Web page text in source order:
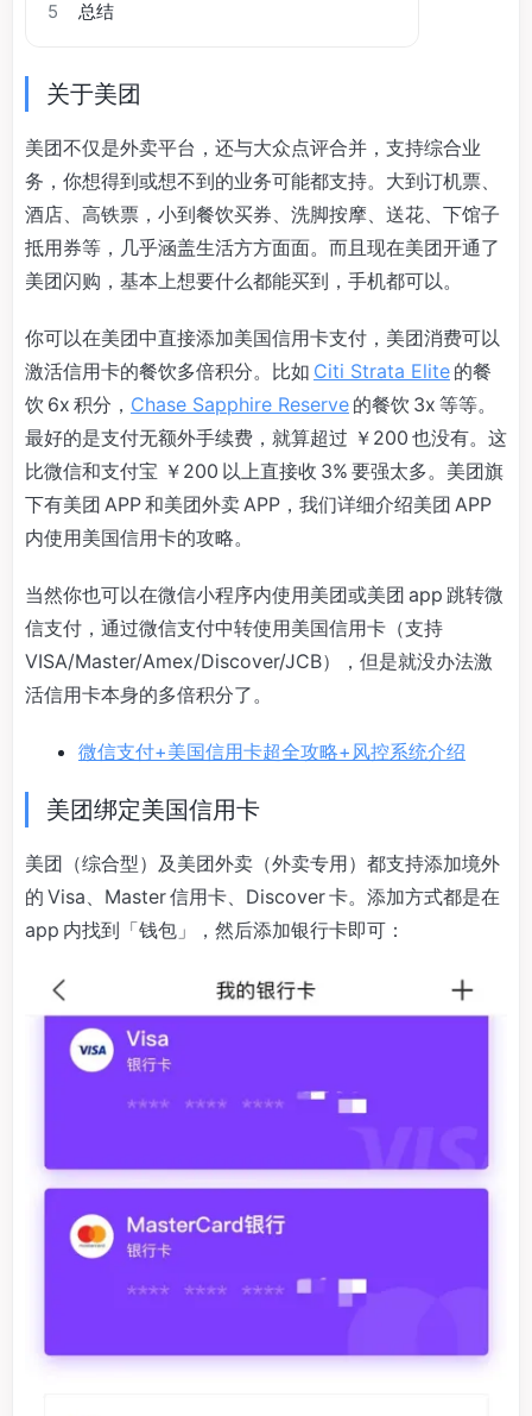
5
总结
关于美团
美团不仅是外卖平台，还与大众点评合并，支持综合业
务，你想得到或想不到的业务可能都支持。大到订机票、
酒店、高铁票，小到餐饮买券、洗脚按摩、送花、下馆子
抵用券等，几乎涵盖生活方方面面。而且现在美团开通了
美团闪购，基本上想要什么都能买到，手机都可以。
你可以在美团中直接添加美国信用卡支付，美团消费可以
激活信用卡的餐饮多倍积分。比如 Citi Strata Elite 的餐
饮 6x 积分， Chase Sapphire Reserve 的餐饮 3x 等等。
最好的是支付无额外手续费，就算超过 ￥200 也没有。这
比微信和支付宝 ￥200 以上直接收 3% 要强太多。美团旗
下有美团 APP 和美团外卖 APP，我们详细介绍美团 APP
内使用美国信用卡的攻略。
当然你也可以在微信小程序内使用美团或美团 app 跳转微
信支付，通过微信支付中转使用美国信用卡（支持
VISA/Master/Amex/Discover/JCB），但是就没办法激
活信用卡本身的多倍积分了。
微信支付+美国信用卡超全攻略+风控系统介绍
美团绑定美国信用卡
美团（综合型）及美团外卖（外卖专用）都支持添加境外
的 Visa、Master 信用卡、Discover 卡。添加方式都是在
app 内找到「钱包」，然后添加银行卡即可：